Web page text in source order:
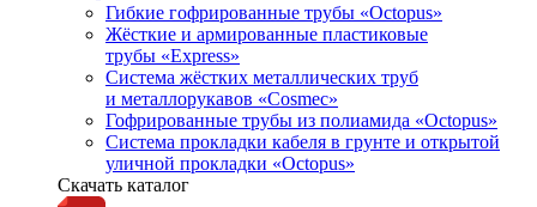
Гибкие гофрированные трубы «Octopus»
Жёсткие и армированные пластиковые
трубы «Express»
Система жёстких металлических труб
и металлорукавов «Cosmec»
Гофрированные трубы из полиамида «Octopus»
Система прокладки кабеля в грунте и открытой
уличной прокладки «Octopus»
Скачать каталог